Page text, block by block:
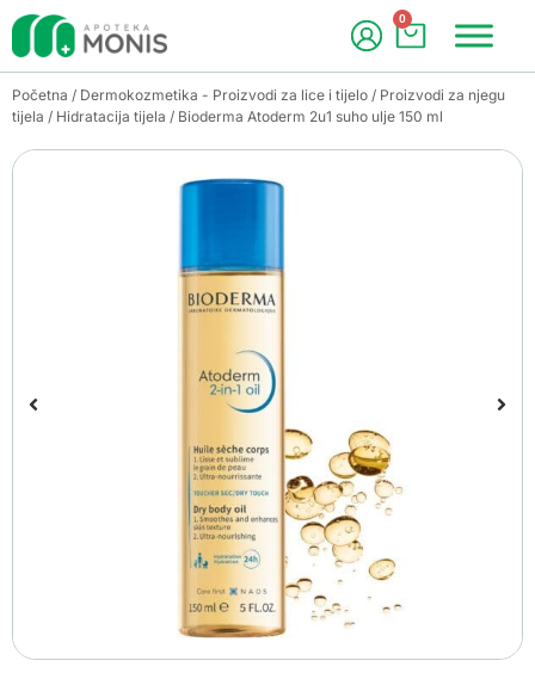
0
Početna / Dermokozmetika - Proizvodi za lice i tijelo / Proizvodi za njegu
tijela / Hidratacija tijela / Bioderma Atoderm 2u1 suho ulje 150 ml